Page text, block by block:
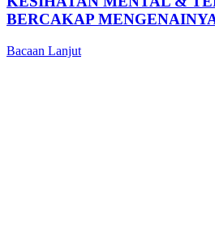
BERCAKAP
Bacaan Lanjut